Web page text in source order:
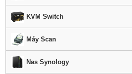
KVM Switch
Máy Scan
Nas Synology